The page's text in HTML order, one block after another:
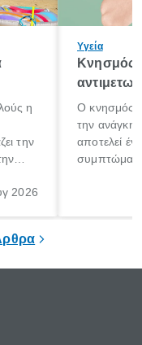
η
την
2026
Υγεία
Κνησμός:
Ο κνησμός
την ανάγκη
αποτελεί